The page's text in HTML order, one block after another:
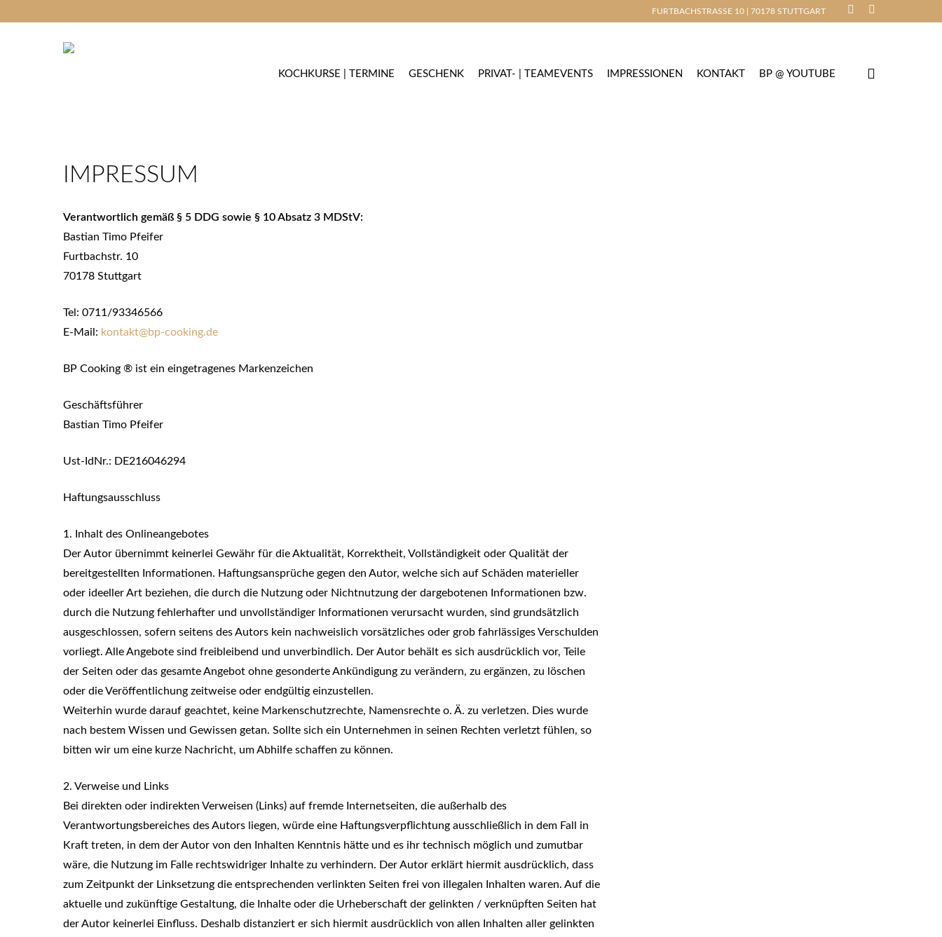
FURTBACHSTRASSE 10 | 70178 STUTTGART
KOCHKURSE | TERMINE GESCHENK PRIVAT- | TEAMEVENTS IMPRESSIONEN KONTAKT BP @ YOUTUBE
IMPRESSUM
Verantwortlich gemäß § 5 DDG sowie § 10 Absatz 3 MDStV:
Bastian Timo Pfeifer
Furtbachstr. 10
70178 Stuttgart
Tel: 0711/93346566
E-Mail: kontakt@bp-cooking.de
BP Cooking ® ist ein eingetragenes Markenzeichen
Geschäftsführer
Bastian Timo Pfeifer
Ust-IdNr.: DE216046294
Haftungsausschluss
1. Inhalt des Onlineangebotes
Der Autor übernimmt keinerlei Gewähr für die Aktualität, Korrektheit, Vollständigkeit oder Qualität der
bereitgestellten Informationen. Haftungsansprüche gegen den Autor, welche sich auf Schäden materieller
oder ideeller Art beziehen, die durch die Nutzung oder Nichtnutzung der dargebotenen Informationen bzw.
durch die Nutzung fehlerhafter und unvollständiger Informationen verursacht wurden, sind grundsätzlich
ausgeschlossen, sofern seitens des Autors kein nachweislich vorsätzliches oder grob fahrlässiges Verschulden
vorliegt. Alle Angebote sind freibleibend und unverbindlich. Der Autor behält es sich ausdrücklich vor, Teile
der Seiten oder das gesamte Angebot ohne gesonderte Ankündigung zu verändern, zu ergänzen, zu löschen
oder die Veröffentlichung zeitweise oder endgültig einzustellen.
Weiterhin wurde darauf geachtet, keine Markenschutzrechte, Namensrechte o. Ä. zu verletzen. Dies wurde
nach bestem Wissen und Gewissen getan. Sollte sich ein Unternehmen in seinen Rechten verletzt fühlen, so
bitten wir um eine kurze Nachricht, um Abhilfe schaffen zu können.
2. Verweise und Links
Bei direkten oder indirekten Verweisen (Links) auf fremde Internetseiten, die außerhalb des
Verantwortungsbereiches des Autors liegen, würde eine Haftungsverpflichtung ausschließlich in dem Fall in
Kraft treten, in dem der Autor von den Inhalten Kenntnis hätte und es ihr technisch möglich und zumutbar
wäre, die Nutzung im Falle rechtswidriger Inhalte zu verhindern. Der Autor erklärt hiermit ausdrücklich, dass
zum Zeitpunkt der Linksetzung die entsprechenden verlinkten Seiten frei von illegalen Inhalten waren. Auf die
aktuelle und zukünftige Gestaltung, die Inhalte oder die Urheberschaft der gelinkten / verknüpften Seiten hat
der Autor keinerlei Einfluss. Deshalb distanziert er sich hiermit ausdrücklich von allen Inhalten aller gelinkten